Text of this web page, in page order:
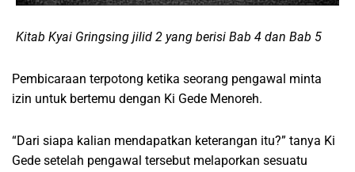
Kitab Kyai Gringsing jilid 2 yang berisi Bab 4 dan Bab 5
Pembicaraan terpotong ketika seorang pengawal minta
izin untuk bertemu dengan Ki Gede Menoreh.
“Dari siapa kalian mendapatkan keterangan itu?” tanya Ki
Gede setelah pengawal tersebut melaporkan sesuatu